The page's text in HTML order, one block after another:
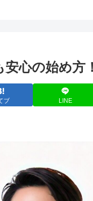
心の始め方！
ブ LINE